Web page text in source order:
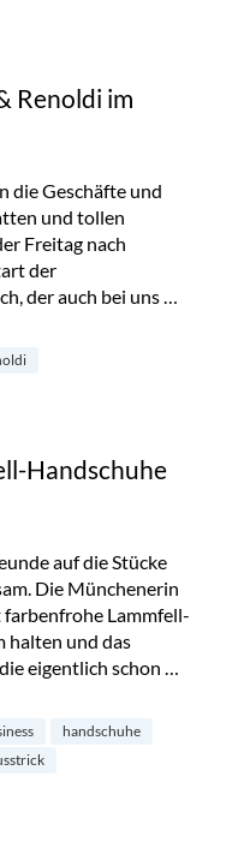
Renoldi im
die Geschäfte und
und tollen
Freitag nach
der
der auch bei uns …
im Belgischen Viertel“
Handschuhe
auf die Stücke
Die Münchenerin
Lammfell-
halten und das
eigentlich schon …
von Michaela
handschuhe